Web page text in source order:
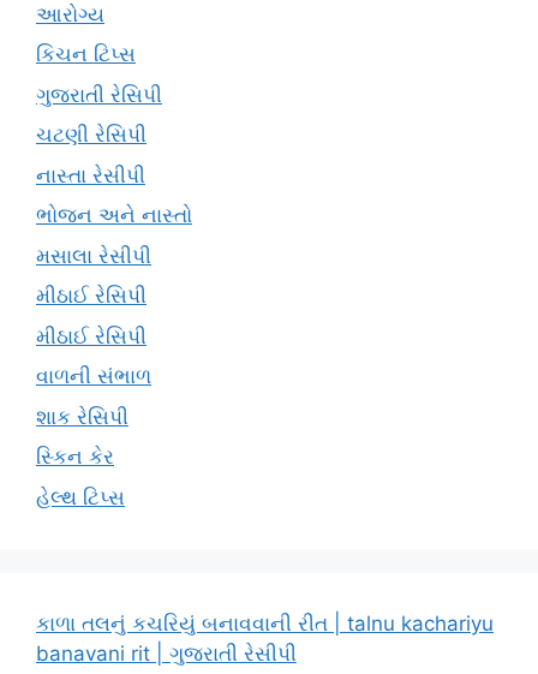
આરોગ્ય
કિચન ટિપ્સ
ગુજરાતી રેસિપી
ચટણી રેસિપી
નાસ્તા રેસીપી
ભોજન અને નાસ્તો
મસાલા રેસીપી
મીઠાઈ રેસિપી
મીઠાઈ રેસિપી
વાળની સંભાળ
શાક રેસિપી
સ્કિન કેર
હેલ્થ ટિપ્સ
કાળા તલનું કચરિયું બનાવવાની રીત | talnu kachariyu
banavani rit | ગુજરાતી રેસીપી